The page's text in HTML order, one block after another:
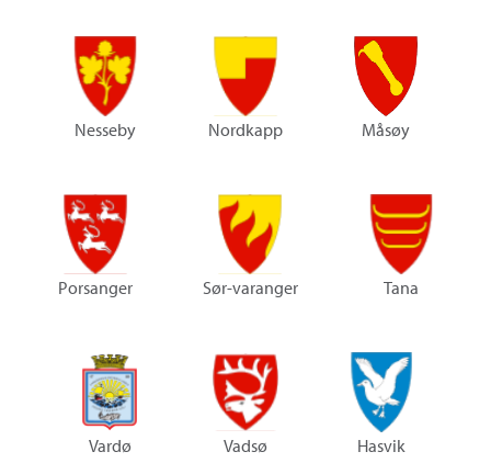
Nesseby Nordkapp Måsøy
Porsanger Sør-varanger Tana
Vardø Vadsø Hasvik